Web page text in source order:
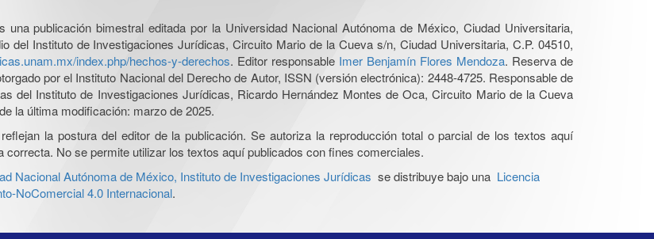
publicación bimestral editada por la Universidad Nacional Autónoma de México, Ciudad Universitaria,
del Instituto de Investigaciones Jurídicas, Circuito Mario de la Cueva s/n, Ciudad Universitaria, C.P. 04510,
index.php/hechos-y-derechos. Editor responsable Imer Benjamín Flores Mendoza. Reserva de
por el Instituto Nacional del Derecho de Autor, ISSN (versión electrónica): 2448-4725. Responsable de
del Instituto de Investigaciones Jurídicas, Ricardo Hernández Montes de Oca, Circuito Mario de la Cueva
la última modificación: marzo de 2025.
la postura del editor de la publicación. Se autoriza la reproducción total o parcial de los textos aquí
No se permite utilizar los textos aquí publicados con fines comerciales.
Nacional Autónoma de México, Instituto de Investigaciones Jurídicas se distribuye bajo una Licencia
NoComercial 4.0 Internacional.